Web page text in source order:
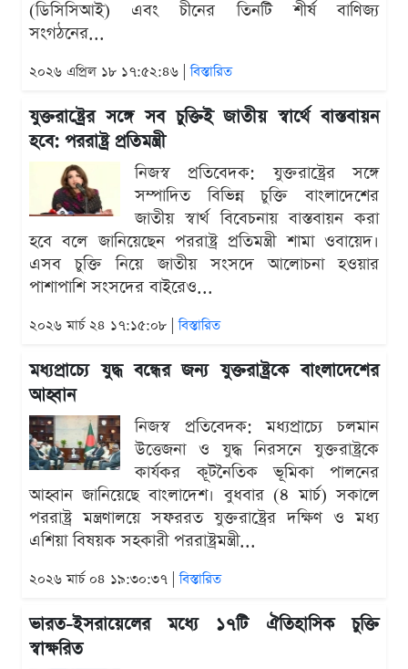
(ডিসিসিআই) এবং চীনের তিনটি শীর্ষ বাণিজ্য
সংগঠনের...
২০২৬ এপ্রিল ১৮ ১৭:৫২:৪৬ |বিস্তারিত
যুক্তরাষ্ট্রের সঙ্গে সব চুক্তিই জাতীয় স্বার্থে বাস্তবায়ন
হবে: পররাষ্ট্র প্রতিমন্ত্রী
নিজস্ব প্রতিবেদক: যুক্তরাষ্ট্রের সঙ্গে
সম্পাদিত বিভিন্ন চুক্তি বাংলাদেশের
জাতীয় স্বার্থ বিবেচনায় বাস্তবায়ন করা
হবে বলে জানিয়েছেন পররাষ্ট্র প্রতিমন্ত্রী শামা ওবায়েদ।
এসব চুক্তি নিয়ে জাতীয় সংসদে আলোচনা হওয়ার
পাশাপাশি সংসদের বাইরেও...
২০২৬ মার্চ ২৪ ১৭:১৫:০৮ |বিস্তারিত
মধ্যপ্রাচ্যে যুদ্ধ বন্ধের জন্য যুক্তরাষ্ট্রকে বাংলাদেশের
আহ্বান
নিজস্ব প্রতিবেদক: মধ্যপ্রাচ্যে চলমান
উত্তেজনা ও যুদ্ধ নিরসনে যুক্তরাষ্ট্রকে
কার্যকর কূটনৈতিক ভূমিকা পালনের
আহ্বান জানিয়েছে বাংলাদেশ। বুধবার (৪ মার্চ) সকালে
পররাষ্ট্র মন্ত্রণালয়ে সফররত যুক্তরাষ্ট্রের দক্ষিণ ও মধ্য
এশিয়া বিষয়ক সহকারী পররাষ্ট্রমন্ত্রী...
২০২৬ মার্চ ০৪ ১৯:৩০:৩৭ |বিস্তারিত
ভারত-ইসরায়েলের মধ্যে ১৭টি ঐতিহাসিক চুক্তি
স্বাক্ষরিত